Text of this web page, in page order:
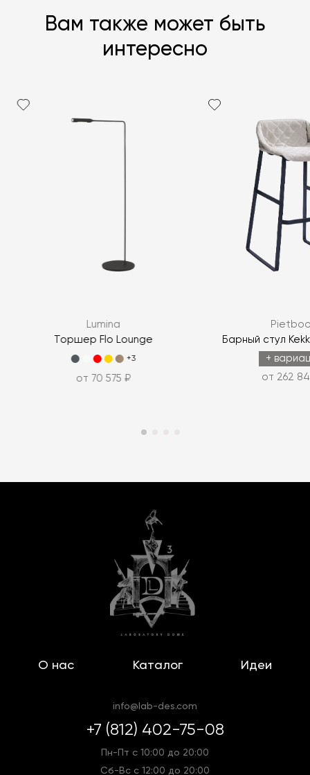
Вам также может быть
интересно
Lumina
Торшер Flo Lounge
+3
от 70 575 ₽
Барный стул
+
от 262
О нас Каталог Идеи
info@lab-des.com
+7 (812) 402-75-08
Пн-Пт с 10:00 до 20:00
Сб-Вс с 12:00 до 20:00